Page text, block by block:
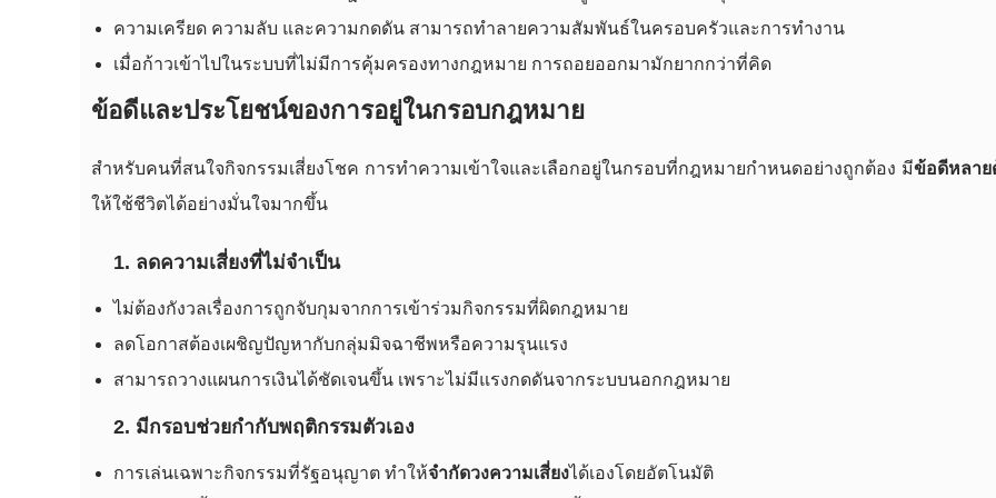
ความเครียด ความลับ และความกดดัน สามารถทำลายความสัมพันธ์ในครอบครัวและการทำงาน
เมื่อก้าวเข้าไปในระบบที่ไม่มีการคุ้มครองทางกฎหมาย การถอยออกมามักยากกว่าที่คิด
ข้อดีและประโยชน์ของการอยู่ในกรอบกฎหมาย
สำหรับคนที่สนใจกิจกรรมเสี่ยงโชค การทำความเข้าใจและเลือกอยู่ในกรอบที่กฎหมายกำหนดอย่างถูกต้อง มีข้อดีหลาย
ให้ใช้ชีวิตได้อย่างมั่นใจมากขึ้น
1. ลดความเสี่ยงที่ไม่จำเป็น
ไม่ต้องกังวลเรื่องการถูกจับกุมจากการเข้าร่วมกิจกรรมที่ผิดกฎหมาย
ลดโอกาสต้องเผชิญปัญหากับกลุ่มมิจฉาชีพหรือความรุนแรง
สามารถวางแผนการเงินได้ชัดเจนขึ้น เพราะไม่มีแรงกดดันจากระบบนอกกฎหมาย
2. มีกรอบช่วยกำกับพฤติกรรมตัวเอง
การเล่นเฉพาะกิจกรรมที่รัฐอนุญาต ทำให้จำกัดวงความเสี่ยงได้เองโดยอัตโนมัติ